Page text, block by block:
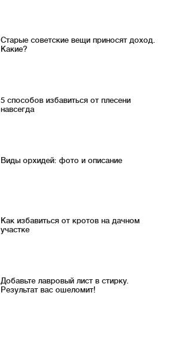
Старые советские вещи приносят доход.
Какие?
5 способов избавиться от плесени
навсегда
Виды орхидей: фото и описание
Как избавиться от кротов на дачном
участке
Добавьте лавровый лист в стирку.
Результат вас ошеломит!